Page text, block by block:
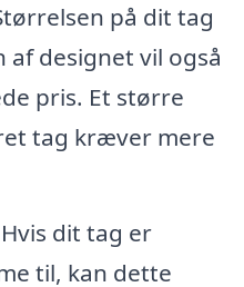
på dit tag
designet vil også
pris. Et større
tag kræver mere
Hvis dit tag er
til, kan dette